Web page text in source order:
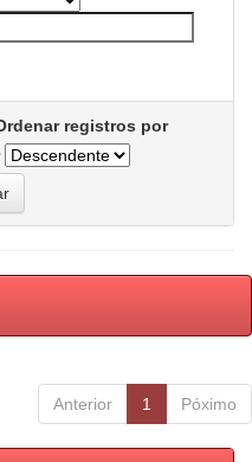
registros por
Anterior 1 Póximo